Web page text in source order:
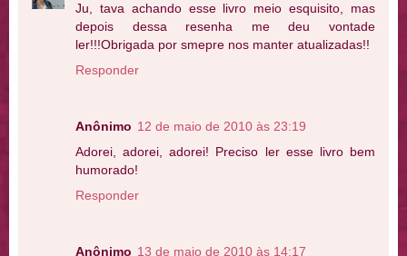
Ju, tava achando esse livro meio esquisito, mas
depois dessa resenha me deu vontade
ler!!!Obrigada por smepre nos manter atualizadas!!
Responder
Anônimo 12 de maio de 2010 às 23:19
Adorei, adorei, adorei! Preciso ler esse livro bem
humorado!
Responder
Anônimo 13 de maio de 2010 às 14:17